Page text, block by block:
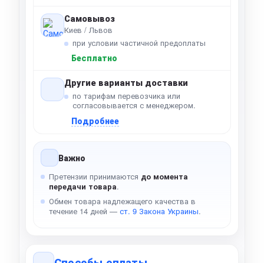
Самовывоз
Киев / Львов
при условии частичной предоплаты
Бесплатно
Другие варианты доставки
по тарифам перевозчика или
согласовывается с менеджером.
Подробнее
Важно
Претензии принимаются до момента
передачи товара.
Обмен товара надлежащего качества в
течение 14 дней — ст. 9 Закона Украины.